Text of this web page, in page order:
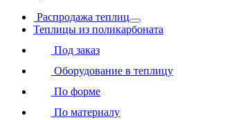
Распродажа теплиц
Теплицы из поликарбоната
Под заказ
Оборудование в теплицу
По форме
По материалу